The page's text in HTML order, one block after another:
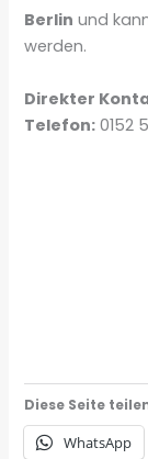
Berlin und
werden.
Direkter
Telefon: 0152
Diese Seite
WhatsApp